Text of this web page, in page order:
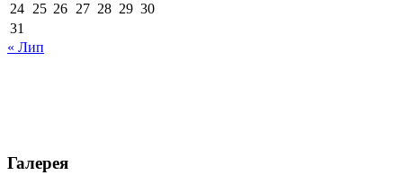
24 25 26 27 28 29 30
31
« Лип
Галерея